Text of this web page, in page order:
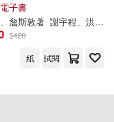
子書
、詹斯敦著 謝宇程 洪孟
$420
紙
試閱